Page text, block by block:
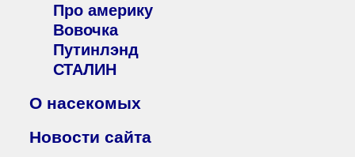
Про америку
Вовочка
Путинлэнд
СТАЛИН
О насекомых
Новости сайта